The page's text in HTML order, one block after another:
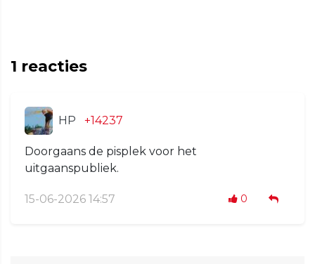
1 reacties
HP +14237
Doorgaans de pisplek voor het
uitgaanspubliek.
15-06-2026 14:57 0